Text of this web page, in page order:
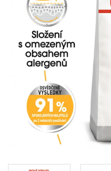
info@veterix.cz
E-shop Veterix
777 319 517 (Po–Pá, 8–15h)
eshop@veterix.cz